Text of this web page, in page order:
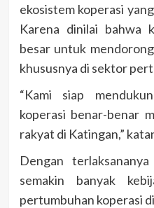
ekosistem koperasi
Karena dinilai bahwa
besar untuk
khususnya di sektor
“Kami siap
koperasi benar-benar
rakyat di Katingan,”
Dengan
semakin banyak
pertumbuhan koperasi